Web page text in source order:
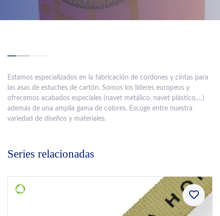
Estamos especializados en la fabricación de cordones y cintas para
las asas de estuches de cartón. Somos los líderes europeos y
ofrecemos acabados especiales (navet metálico, navet plástico,…)
además de una amplia gama de colores. Escoge entre nuestra
variedad de diseños y materiales.
Series relacionadas